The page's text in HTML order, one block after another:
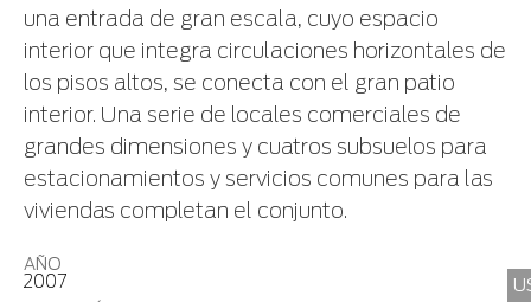
una entrada de gran escala, cuyo espacio
interior que integra circulaciones horizontales de
los pisos altos, se conecta con el gran patio
interior. Una serie de locales comerciales de
grandes dimensiones y cuatros subsuelos para
estacionamientos y servicios comunes para las
viviendas completan el conjunto.
AÑO
2007